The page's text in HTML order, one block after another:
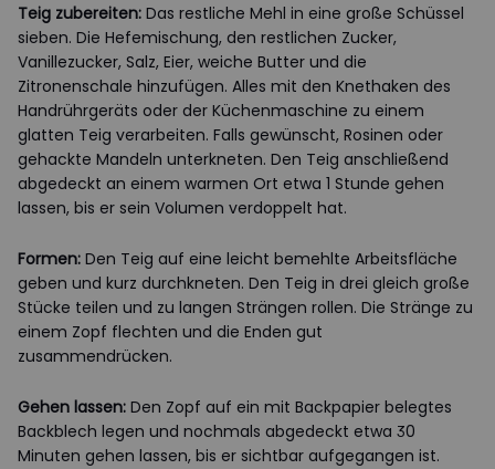
Teig zubereiten: Das restliche Mehl in eine große Schüssel
sieben. Die Hefemischung, den restlichen Zucker,
Vanillezucker, Salz, Eier, weiche Butter und die
Zitronenschale hinzufügen. Alles mit den Knethaken des
Handrührgeräts oder der Küchenmaschine zu einem
glatten Teig verarbeiten. Falls gewünscht, Rosinen oder
gehackte Mandeln unterkneten. Den Teig anschließend
abgedeckt an einem warmen Ort etwa 1 Stunde gehen
lassen, bis er sein Volumen verdoppelt hat.
Formen: Den Teig auf eine leicht bemehlte Arbeitsfläche
geben und kurz durchkneten. Den Teig in drei gleich große
Stücke teilen und zu langen Strängen rollen. Die Stränge zu
einem Zopf flechten und die Enden gut
zusammendrücken.
Gehen lassen: Den Zopf auf ein mit Backpapier belegtes
Backblech legen und nochmals abgedeckt etwa 30
Minuten gehen lassen, bis er sichtbar aufgegangen ist.